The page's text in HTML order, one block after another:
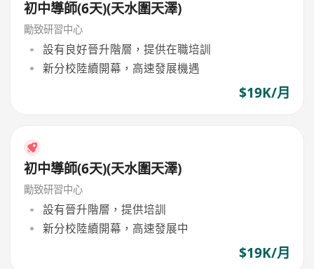
初中導師(6天)(天水圍天澤)
勵致研習中心
設有良好晉升階層，提供在職培訓
新分校陸續開幕，高速發展機遇
$19K/月
初中導師(6天)(天水圍天澤)
勵致研習中心
設有晉升階層，提供培訓
新分校陸續開幕，高速發展中
$19K/月